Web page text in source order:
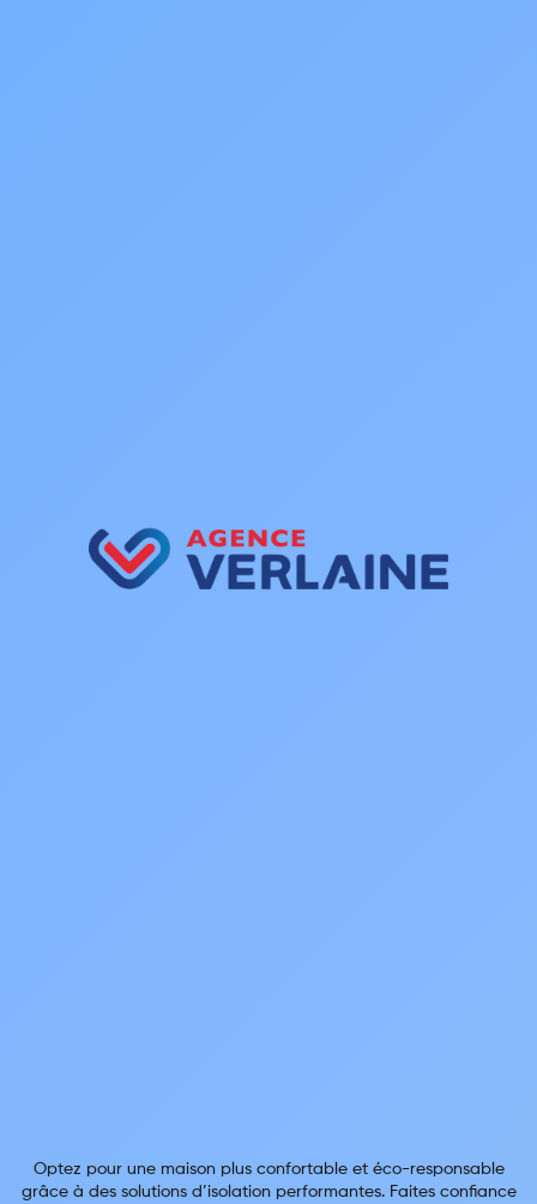
Optez pour une maison plus confortable et éco-responsable
grâce à des solutions d’isolation performantes. Faites confiance